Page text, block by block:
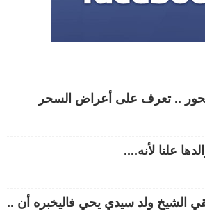
.. تعرف على أعراض السحر
علنا لأنه....
الشيخ ولد سيدي يحي فاليخبره أن ..